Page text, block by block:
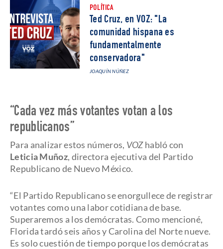
POLÍTICA
Ted Cruz, en VOZ: "La
comunidad hispana es
fundamentalmente
conservadora"
JOAQUÍN NÚÑEZ
“Cada vez más votantes votan a los
republicanos”
Para analizar estos números, VOZhabló con
Leticia Muñoz, directora ejecutiva del Partido
Republicano de Nuevo México.
“El Partido Republicano se enorgullece de registrar
votantes como una labor cotidiana de base.
Superaremos a los demócratas. Como mencioné,
Florida tardó seis años y Carolina del Norte nueve.
Es solo cuestión de tiempo porque los demócratas